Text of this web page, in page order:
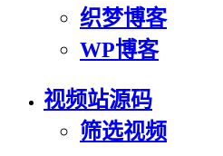
织梦博客
WP博客
视频站源码
筛选视频